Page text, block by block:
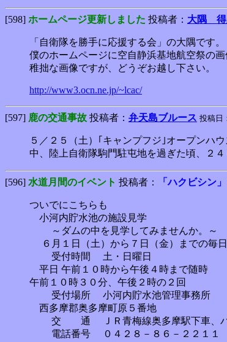
[598] ホームページ更新しました 投稿者： 大隅 得
「自衛隊を勝手に応援する会」の大隅です。
僕のホームページに空自静浜基地航空祭の画
稚拙な画像ですが、どうぞお越し下さい。
http://www3.ocn.ne.jp/~lcac/
[597] 鹿の交通事故 投稿者： 弁天島ブルース 投稿日
５／２５（土）｢キャンプフジ｣オープンハ
中、陸上自衛隊駒門駐屯地を過ぎた頃、２
[596] 水道月間のイベント 投稿者： 「ハクビシン」
ついでにこちらも
小河内貯水池の施設見学
～ダムの中を見学してみませんか。～
６月１日（土）から７日（金）までの毎
受付時間 土・日曜日
平日 午前１０時から午後４時まで随時
午前１０時３０分、午後２時の２回
受付場所 小河内貯水池管理事務所
西多摩郡奥多摩町原５番地
交 通 ＪＲ青梅線奥多摩駅下車、バ
電話番号 ０４２８－８６－２２１１